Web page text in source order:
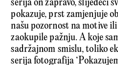
serija on zapravo, slijedeći
pokazuje, prst zamjenjuje
našu pozornost na motive
zaokupile pažnju. A koje
sadržajnom smislu, toliko
serija fotografija